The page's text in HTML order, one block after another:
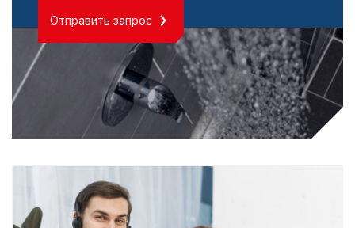
Отправить запрос